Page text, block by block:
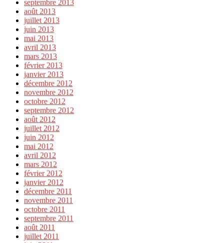
septembre 2013
août 2013
juillet 2013
juin 2013
mai 2013
avril 2013
mars 2013
février 2013
janvier 2013
décembre 2012
novembre 2012
octobre 2012
septembre 2012
août 2012
juillet 2012
juin 2012
mai 2012
avril 2012
mars 2012
février 2012
janvier 2012
décembre 2011
novembre 2011
octobre 2011
septembre 2011
août 2011
juillet 2011